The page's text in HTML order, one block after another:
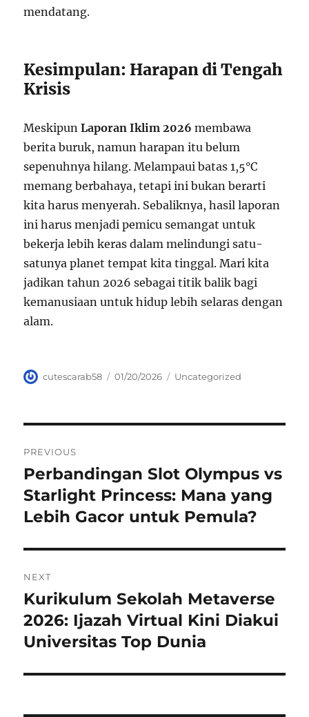
mendatang.
Kesimpulan: Harapan di Tengah
Krisis
MeskipunLaporan Iklim 2026 membawa
berita buruk, namun harapan itu belum
sepenuhnya hilang. Melampaui batas 1,5°C
memang berbahaya, tetapi ini bukan berarti
kita harus menyerah. Sebaliknya, hasil laporan
ini harus menjadi pemicu semangat untuk
bekerja lebih keras dalam melindungi satu-
satunya planet tempat kita tinggal. Mari kita
jadikan tahun 2026 sebagai titik balik bagi
kemanusiaan untuk hidup lebih selaras dengan
alam.
Author
cutescarab58
Posted
01/20/2026 Categories
Uncategorized
pos
PREVIOUS
Previous
post:
Perbandingan Slot Olympus vs
Starlight Princess: Mana yang
Lebih Gacor untuk Pemula?
NEXT
Next
post:
Kurikulum Sekolah Metaverse
2026: Ijazah Virtual Kini Diakui
Universitas Top Dunia